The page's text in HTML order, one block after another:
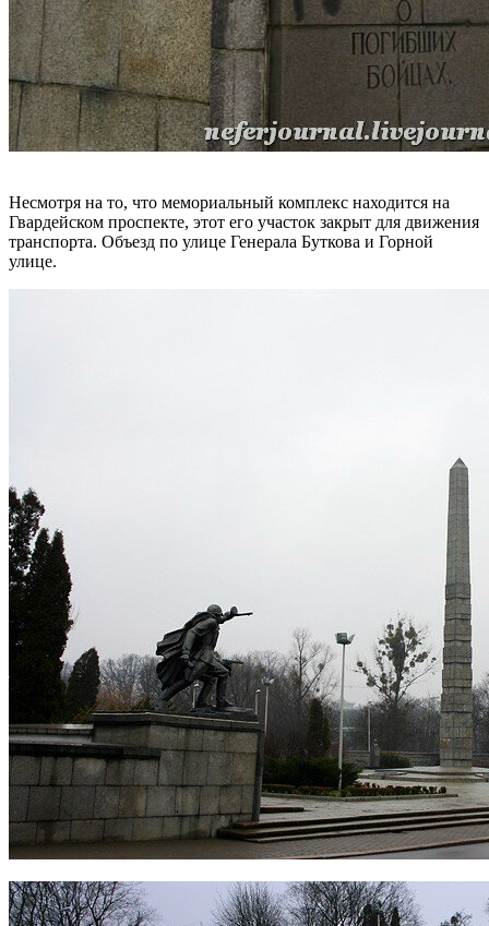
Несмотря на то, что мемориальный комплекс находится на
Гвардейском проспекте, этот его участок закрыт для движения
транспорта. Объезд по улице Генерала Буткова и Горной
улице.